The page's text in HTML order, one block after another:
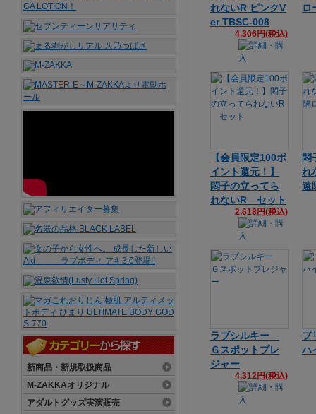
れないR ピンクV
er TBSC-008
4,306円(税込)
ロ
【会員限定100ポ
イント還元！】
悶子の立ってら
れないR セット
2,618円(税込)
悶
れ
遠
ラブシルキー
Ｇスポットプレ
ジャー
4,312円(税込)
プ
ハ
新商品・新規取扱商品
M-ZAKKAオリジナル
アダルトグッズ実演販売